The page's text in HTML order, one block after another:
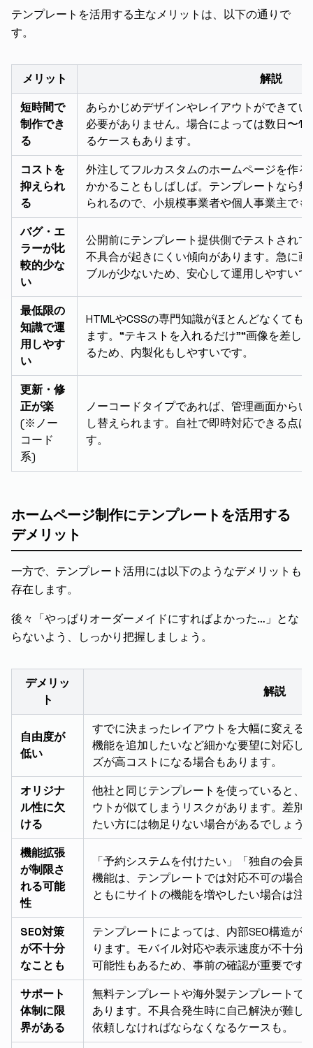
テンプレートを活用する主なメリットは、以下の通りで
す。
メリット
解説
短時間で
制作でき
る
あらかじめデザインやレイアウトができて
必要がありません。場合によっては数日〜1
るケースもあります。
コストを
抑えられ
る
外注してフルカスタムのホームページを作
かかることもしばしば。テンプレートなら
られるので、小規模事業者や個人事業主で
バグ・エ
ラーが比
較的少な
い
公開前にテンプレート提供側でテストされ
不具合が起きにくい傾向があります。急に
ブルが少ないため、安心して運用しやすいで
最低限の
知識で運
用しやす
い
HTMLやCSSの専門知識がほとんどなくても
ます。“テキストを入れるだけ”“画像を差し
るため、内製化もしやすいです。
更新・修
正が楽
(※ノー
コード
系)
ノーコードタイプであれば、管理画面から
し替えられます。自社で即時対応できる点
す。
ホームページ制作にテンプレートを活用する
デメリット
一方で、テンプレート活用には以下のようなデメリットも
存在します。
後々「やっぱりオーダーメイドにすればよかった…」とな
らないよう、しっかり把握しましょう。
デメリッ
ト
解説
自由度が
低い
すでに決まったレイアウトを大幅に変える
機能を追加したいなど細かな要望に対応し
ズが高コストになる場合もあります。
オリジナ
ル性に欠
ける
他社と同じテンプレートを使っていると、
ウトが似てしまうリスクがあります。差別
たい方には物足りない場合があるでしょう
機能拡張
が制限さ
れる可能
性
「予約システムを付けたい」「独自の会員
機能は、テンプレートでは対応不可の場合
ともにサイトの機能を増やしたい場合は注
SEO対策
が不十分
なことも
テンプレートによっては、内部SEO構造が
ります。モバイル対応や表示速度が不十分
可能性もあるため、事前の確認が重要です
サポート
体制に限
界がある
無料テンプレートや海外製テンプレートで
あります。不具合発生時に自己解決が難し
依頼しなければならなくなるケースも。